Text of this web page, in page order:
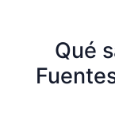
Qué